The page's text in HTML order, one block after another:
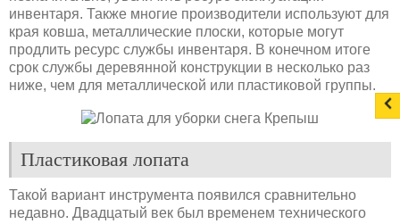
инвентаря. Также многие производители используют для
края ковша, металлические плоски, которые могут
продлить ресурс службы инвентаря. В конечном итоге
срок службы деревянной конструкции в несколько раз
ниже, чем для металлической или пластиковой группы.
Пластиковая лопата
Такой вариант инструмента появился сравнительно
недавно. Двадцатый век был временем технического